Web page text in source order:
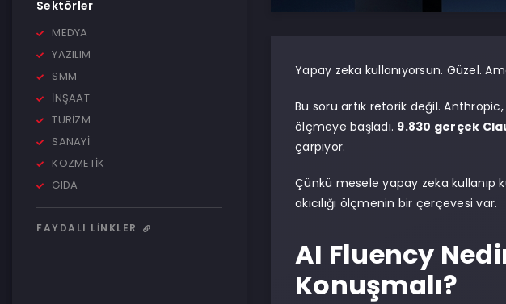
Sektörler
MEDYA
YAZILIM
SMM
İNŞAAT
TURİZM
SANAYİ
KOZMETİK
GIDA
FAYDALI LINKLER
Yapay zeka kullanıyorsun. Güzel.
Bu soru artık retorik değil. Anthropic,
ölçmeye başladı. 9.830 gerçek
çarpıyor.
Çünkü mesele yapay zeka kullanıp
akıcılığı ölçmenin bir çerçevesi var.
AI Fluency
Konuşmalı?